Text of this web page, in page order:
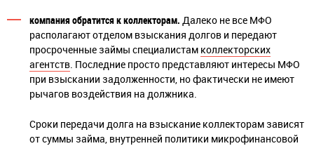
компания обратится к коллекторам. Далеко не все МФО
располагают отделом взыскания долгов и передают
просроченные займы специалистам коллекторских
агентств. Последние просто представляют интересы МФО
при взыскании задолженности, но фактически не имеют
рычагов воздействия на должника.
Сроки передачи долга на взыскание коллекторам зависят
от суммы займа, внутренней политики микрофинансовой